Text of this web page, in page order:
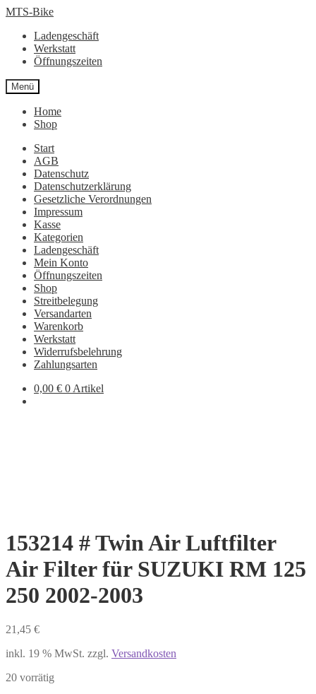
Zur
springen
Zum
springen
MTS-Bike
Ladengeschäft
Werkstatt
Öffnungszeiten
Menü
Home
Shop
Start
AGB
Datenschutz
Datenschutzerklärung
Gesetzliche Verordnungen
Impressum
Kasse
Kategorien
Ladengeschäft
Mein Konto
Öffnungszeiten
Shop
Streitbelegung
Versandarten
Warenkorb
Werkstatt
Widerrufsbelehrung
Zahlungsarten
0,00 € 0 Artikel
153214 # Twin Air Luftfilter
Air Filter für SUZUKI RM 125
250 2002-2003
21,45 €
inkl. 19 % MwSt. zzgl. Versandkosten
20 vorrätig